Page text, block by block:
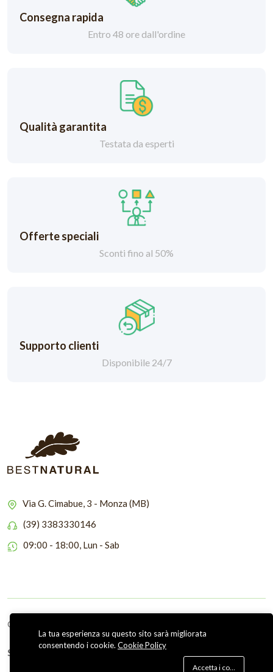
Consegna rapida
Entro 48 ore dall'ordine
Qualità garantita
Testata da esperti
Offerte speciali
Sconti fino al 50%
Supporto clienti
Disponibile 24/7
Via G. Cimabue, 3 - Monza (MB)
(39) 3383330146
09:00 - 18:00, Lun - Sab
Copyright © 2026 Bestnatural
Seguici su
La tua esperienza su questo sito sarà migliorata
consentendo i cookie. Cookie Policy
Accetta i cookie